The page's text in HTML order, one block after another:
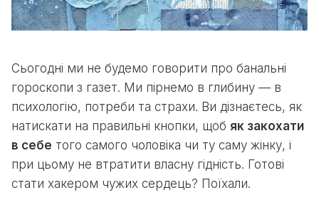
Сьогодні ми не будемо говорити про банальні
гороскопи з газет. Ми пірнемо в глибину — в
психологію, потреби та страхи. Ви дізнаєтесь, як
натискати на правильні кнопки, щоб як закохати
в себе того самого чоловіка чи ту саму жінку, і
при цьому не втратити власну гідність. Готові
стати хакером чужих сердець? Поїхали.